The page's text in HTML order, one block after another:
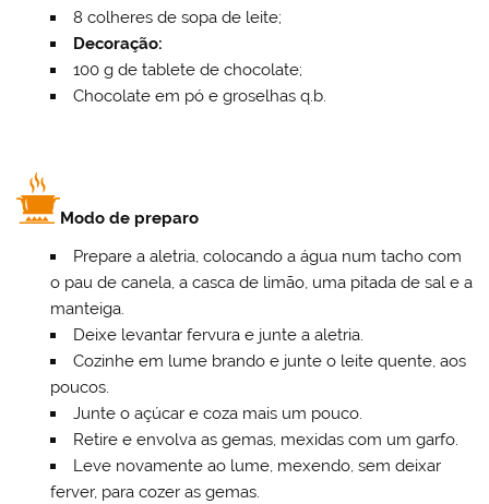
8 colheres de sopa de leite;
Decoração:
100 g de tablete de chocolate;
Chocolate em pó e groselhas q.b.
Modo de preparo
Prepare a aletria, colocando a água num tacho com
o pau de canela, a casca de limão, uma pitada de sal e a
manteiga.
Deixe levantar fervura e junte a aletria.
Cozinhe em lume brando e junte o leite quente, aos
poucos.
Junte o açúcar e coza mais um pouco.
Retire e envolva as gemas, mexidas com um garfo.
Leve novamente ao lume, mexendo, sem deixar
ferver, para cozer as gemas.